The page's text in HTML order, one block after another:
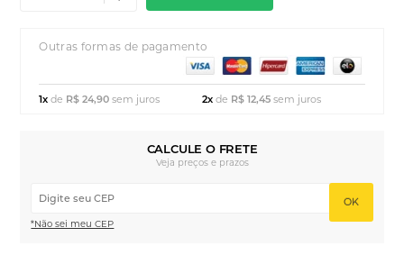
Outras formas de pagamento
1xde R$ 24,90 sem juros 2x de R$ 12,45sem juros
CALCULE O FRETE
Veja preços e prazos
OK
*Não sei meu CEP